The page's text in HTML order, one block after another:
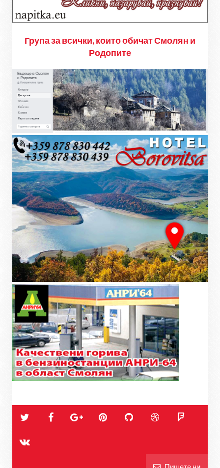
Група за всички, които обичат Смолян и
Родопите